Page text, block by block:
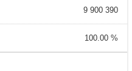
9 900 390
100.00 %